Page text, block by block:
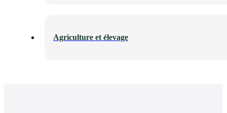
Agriculture et élevage